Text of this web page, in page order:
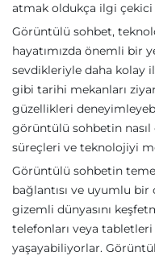
atmak oldukça ilgi
Görüntülü sohbet,
hayatımızda önemli bir
sevdikleriyle daha kolay
gibi tarihi mekanları
güzellikleri
görüntülü sohbetin nasıl
süreçleri ve teknolojiyi
Görüntülü sohbetin
bağlantısı ve uyumlu bir
gizemli dünyasını
telefonları veya tabletleri
yaşayabiliyorlar.